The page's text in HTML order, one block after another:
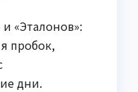
«Эталонов»:
пробок,
дни.